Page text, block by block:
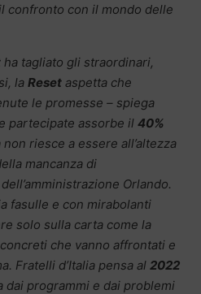
confronto con il mondo delle
ha tagliato gli straordinari,
la Reset aspetta che
le promesse – spiega
partecipate assorbe il 40%
riesce a essere all’altezza
mancanza di
Orlando.
fasulle e con mirabolanti
solo sulla carta come la
che vanno affrontati e
Fratelli d’Italia pensa al 2022
dai programmi e dai problemi